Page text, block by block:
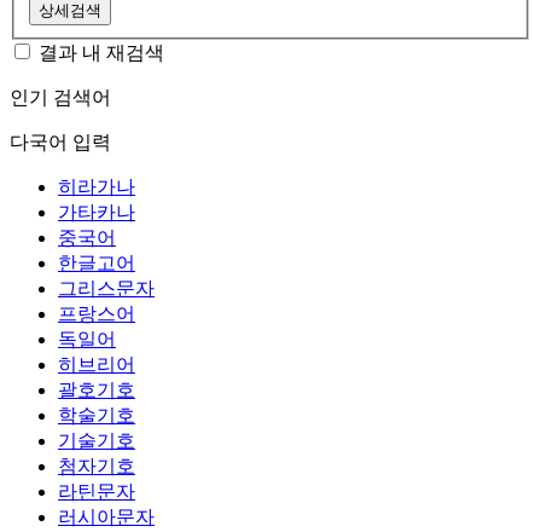
상세검색
결과 내 재검색
인기 검색어
다국어 입력
히라가나
가타카나
중국어
한글고어
그리스문자
프랑스어
독일어
히브리어
괄호기호
학술기호
기술기호
첨자기호
라틴문자
러시아문자